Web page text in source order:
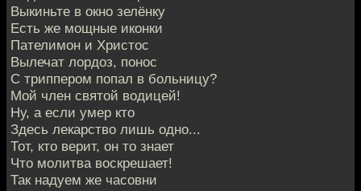
Выкиньте в окно зелёнку
Есть же мощные иконки
Пателимон и Христос
Вылечат лордоз, понос
С триппером попал в больницу?
Мой член святой водицей!
Ну, а если умер кто
Здесь лекарство лишь одно...
Тот, кто верит, он то знает
Что молитва воскрешает!
Так надуем же часовни